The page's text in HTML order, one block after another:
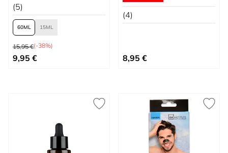
(5)
15
60
Prix normal
15,95 €(-38%)
À partir de
9,95 €
(4)
8,95 €